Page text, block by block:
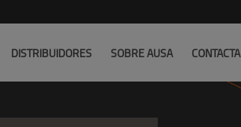
DISTRIBUIDORES SOBRE AUSA CONTACTA